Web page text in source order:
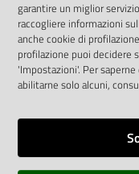
LinkedinFacebook
Informative e
garantire un miglior
raccogliere informazioni
anche cookie di
profilazione puoi decidere
'Impostazioni'. Per
abilitarne solo alcuni,